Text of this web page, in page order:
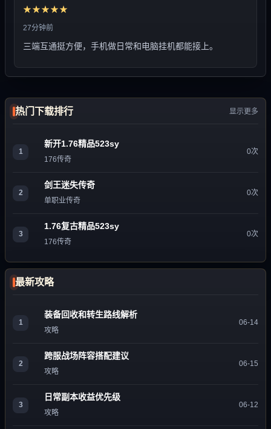
★★★★★
27分钟前
三端互通挺方便，手机做日常和电脑挂机都能接上。
热门下载排行 显示更多
1
新开1.76精品523sy
176传奇
0次
2
剑王迷失传奇
单职业传奇
0次
3
1.76复古精品523sy
176传奇
0次
最新攻略
1
装备回收和转生路线解析
攻略
06-14
2
跨服战场阵容搭配建议
攻略
06-15
3
日常副本收益优先级
攻略
06-12